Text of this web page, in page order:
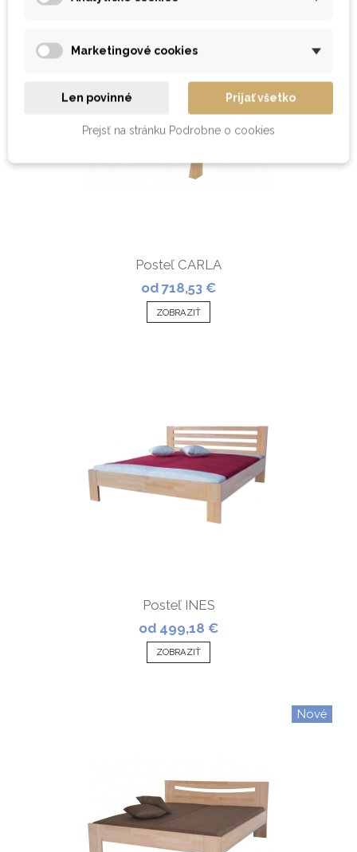
Posteľ CARLA
od 718,53 €
ZOBRAZIŤ
Posteľ INES
od 499,18 €
ZOBRAZIŤ
Nové
Marketingové cookies
Len povinné Prijať všetko
Prejsť na stránku Podrobne o cookies